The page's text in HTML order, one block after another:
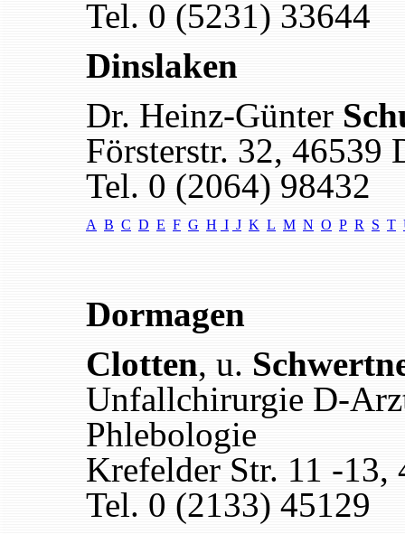
Tel. 0 (5231) 33644
Dinslaken
Dr. Heinz-Günter
Försterstr. 32, 46539
Tel. 0 (2064) 98432
A B C D E F G H I J K L M N O P R S T
Dormagen
Clotten, u.
Unfallchirurgie D-
Phlebologie
Krefelder Str. 11 -13,
Tel. 0 (2133) 45129